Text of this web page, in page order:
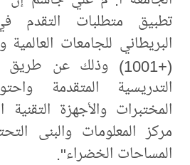
تطبيق متطلبات التقدم
البريطاني للجامعات
(+1001) وذلك عن
التدريسية المتقدمة
المختبرات والأجهزة التقنية
مركز المعلومات والبنى
المساحات الخضراء".